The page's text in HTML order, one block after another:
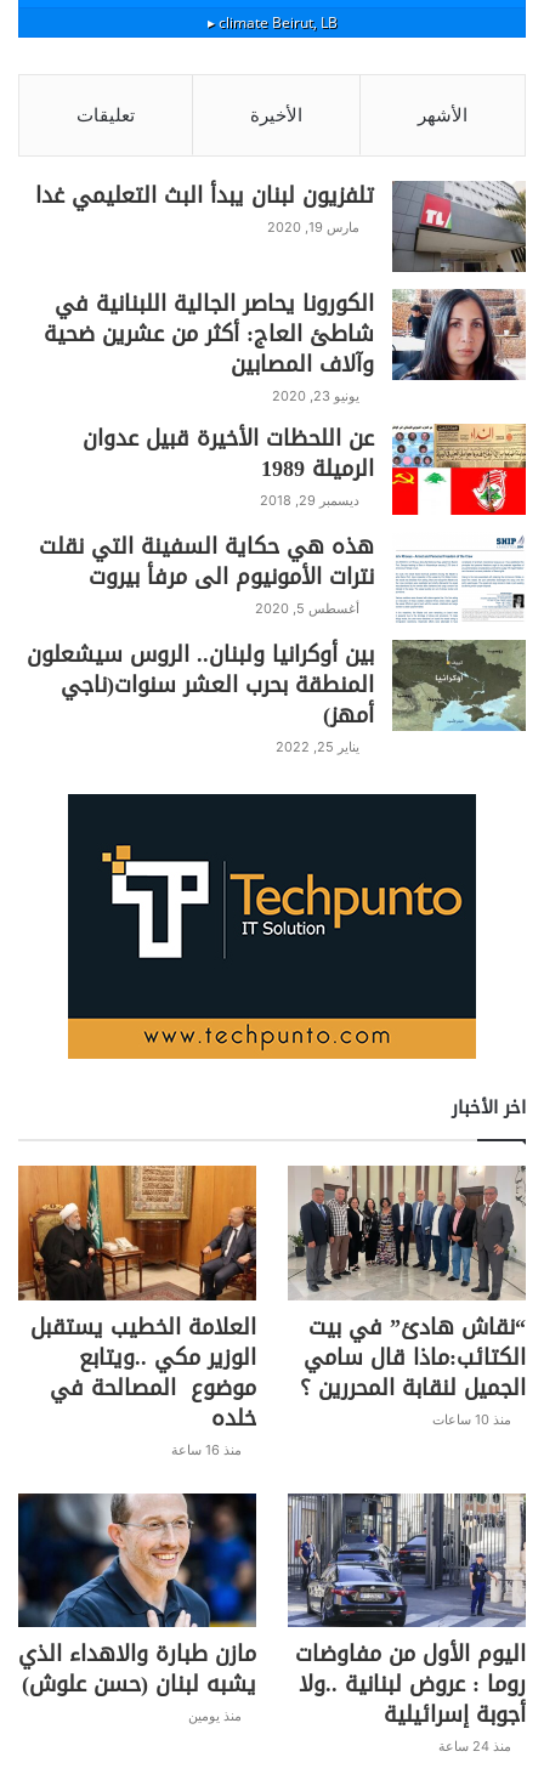
b
o
k
A
gr
a
y
Li
Beirut, LB
climate ▸
الأشهر الأخيرة تعليقات
تلفزيون لبنان يبدأ البث التعليمي غدا
مارس 19, 2020
الكورونا يحاصر الجالية اللبنانية في
شاطئ العاج: أكثر من عشرين ضحية
وآلاف المصابين
يونيو 23, 2020
عن اللحظات الأخيرة قبيل عدوان
الرميلة 1989
ديسمبر 29, 2018
هذه هي حكاية السفينة التي نقلت
نترات الأمونيوم الى مرفأ بيروت
أغسطس 5, 2020
بين أوكرانيا ولبنان.. الروس سيشعلون
المنطقة بحرب العشر سنوات(ناجي
أمهز)
يناير 25, 2022
اخر الأخبار
“نقاش هادئ” في بيت
الكتائب:ماذا قال سامي
الجميل لنقابة المحررين ؟
منذ 10 ساعات
العلامة الخطيب يستقبل
الوزير مكي ..ويتابع
موضوع المصالحة في
خلده
منذ 16 ساعة
اليوم الأول من مفاوضات
روما : عروض لبنانية ..ولا
أجوبة إسرائيلية
منذ 24 ساعة
مازن طبارة والاهداء الذي
يشبه لبنان (حسن علوش)
منذ يومين